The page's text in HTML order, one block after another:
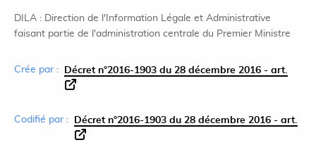
DILA : Direction de l'Information Légale et Administrative
faisant partie de l'administration centrale du Premier Ministre
Crée par : Décret n°2016-1903 du 28 décembre 2016 - art.
Codifié par : Décret n°2016-1903 du 28 décembre 2016 - art.